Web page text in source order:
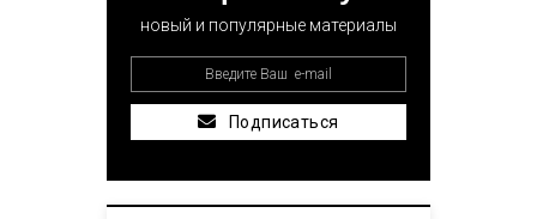
новый и популярные материалы
Подписаться